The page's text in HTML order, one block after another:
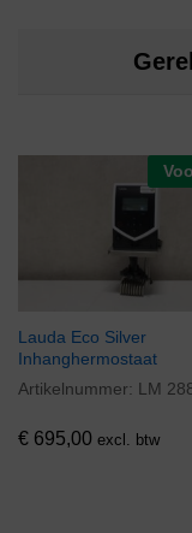
Lauda Eco Silver
Inhanghermostaat
Artikelnummer: LM
€ 695,00 excl. btw